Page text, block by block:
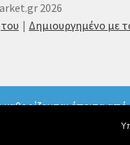
έπειτα
ενδέχεται να
2026
Δημιουργημένο με